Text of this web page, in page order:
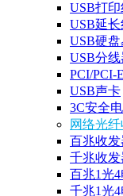
USB打印
USB延长
USB硬
USB分线
PCI/PCI-
USB声卡
3C安全
网络光
百兆收发
千兆收发
百兆1光4
千兆1光4